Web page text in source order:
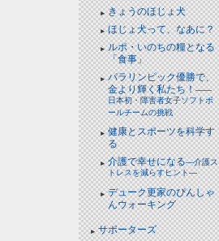
きょうのほじょ犬
ほじょ犬って、なあに？
ルポ・いのちの糧となる
「食事」
パラリンピック優勝で、
金より輝く私たち！――
日本初・障害者女子ソフトボ
ールチームの挑戦
健康とスポーツを科学す
る
介護で幸せになる―介護ス
トレスを減らすヒント―
デューク更家のぴんしゃ
んウォーキング
サポーターズ